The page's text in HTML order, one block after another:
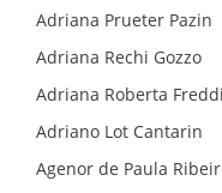
Adriana Prueter Pazin
Adriana Rechi Gozzo
Adriana Roberta Freddi
Adriano Lot Cantarin
Agenor de Paula